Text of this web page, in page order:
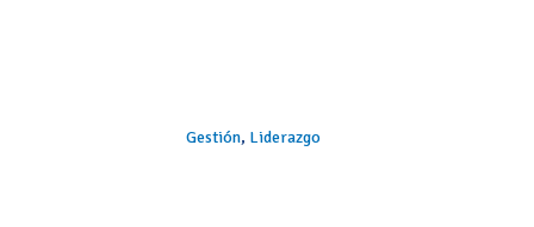
Gestión, Liderazgo